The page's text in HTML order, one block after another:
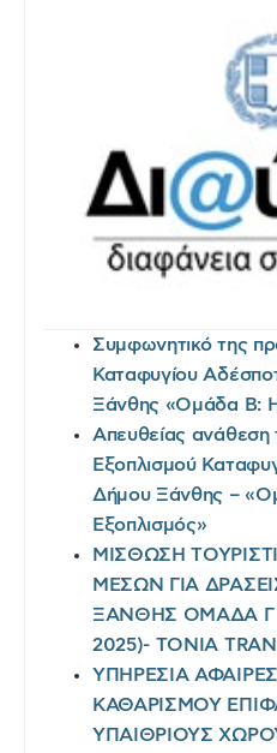
Συμφωνητικό της
Καταφυγίου
Ξάνθης «Ομάδα Β:
Απευθείας ανάθεση
Εξοπλισμού
Δήμου Ξάνθης –
Εξοπλισμός»
ΜΙΣΘΩΣΗ
ΜΕΣΩΝ ΓΙΑ
ΞΑΝΘΗΣ ΟΜΑΔΑ
2025)- TONIA
ΥΠΗΡΕΣΙΑ
ΚΑΘΑΡΙΣΜΟΥ
ΥΠΑΙΘΡΙΟΥΣ